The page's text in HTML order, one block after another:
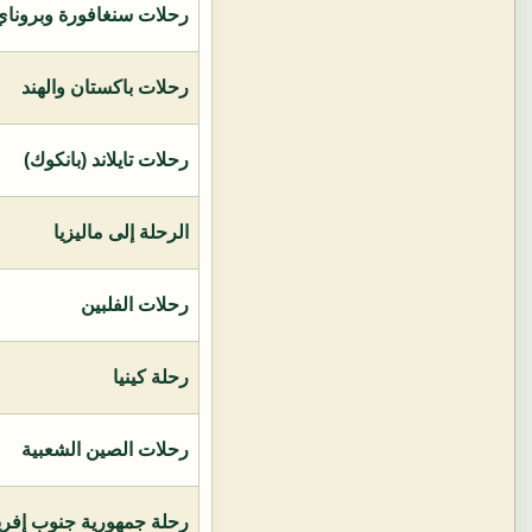
رحلات سنغافورة
رحلات باكستان والهند
رحلات تايلاند (بانكوك)
الرحلة إلى ماليزيا
رحلات الفلبين
رحلة كينيا
رحلات الصين الشعبية
رحلة جمهورية جنوب